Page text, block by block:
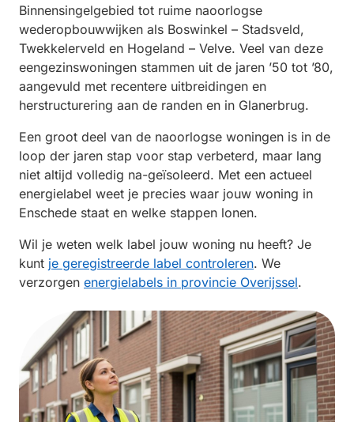
Binnensingelgebied tot ruime naoorlogse
wederopbouwwijken als Boswinkel – Stadsveld,
Twekkelerveld en Hogeland – Velve. Veel van deze
eengezinswoningen stammen uit de jaren ’50 tot ’80,
aangevuld met recentere uitbreidingen en
herstructurering aan de randen en in Glanerbrug.
Een groot deel van de naoorlogse woningen is in de
loop der jaren stap voor stap verbeterd, maar lang
niet altijd volledig na-geïsoleerd. Met een actueel
energielabel weet je precies waar jouw woning in
Enschede staat en welke stappen lonen.
Wil je weten welk label jouw woning nu heeft? Je
kunt je geregistreerde label controleren. We
verzorgen energielabels in provincie Overijssel.